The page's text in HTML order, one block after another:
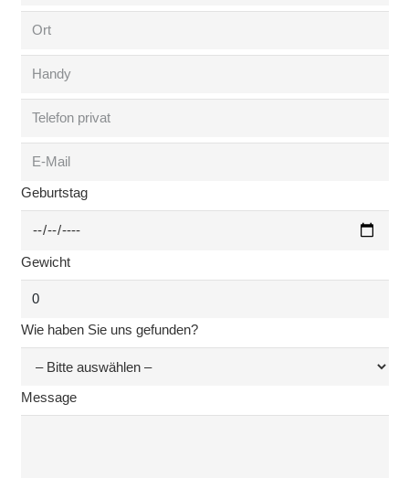
Geburtstag
Gewicht
Wie haben Sie uns gefunden?
Message